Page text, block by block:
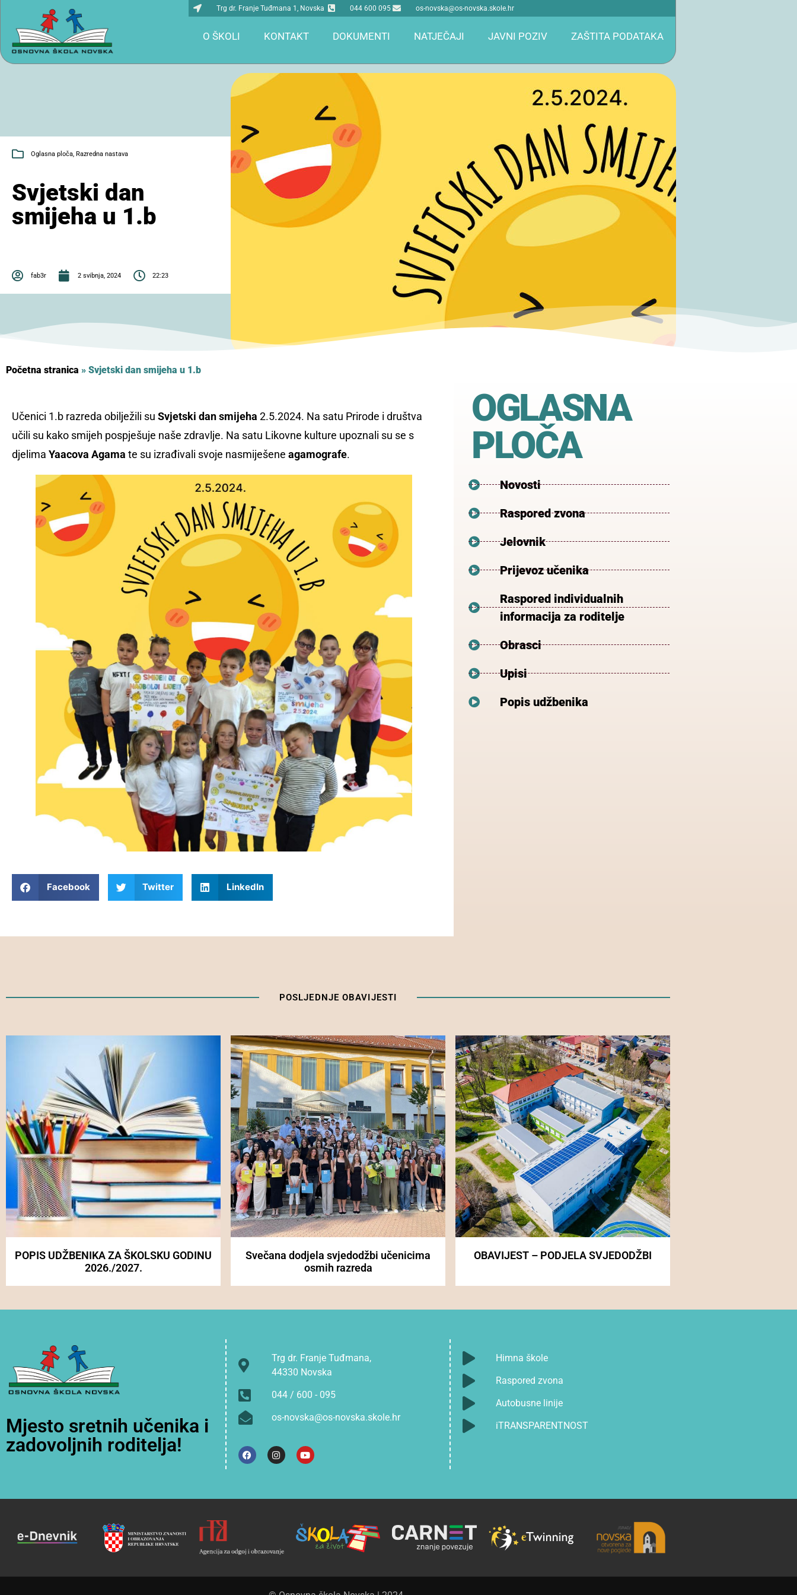
Trg dr. Franje Tuđmana 1, Novska 044 600 095 os-novska@os-novska.skole.hr
O ŠKOLI KONTAKT DOKUMENTI NATJEČAJI JAVNI POZIV ZAŠTITA PODATAKA
Oglasna ploča, Razredna nastava
Svjetski dan
smijeha u 1.b
fab3r 2 svibnja, 2024 22:23
Početna stranica » Svjetski dan smijeha u 1.b
Učenici 1.b razreda obilježili su Svjetski dan smijeha 2.5.2024. Na satu Prirode i društva
učili su kako smijeh pospješuje naše zdravlje. Na satu Likovne kulture upoznali su se s
djelima Yaacova Agama te su izrađivali svoje nasmiješene agamografe.
Facebook Twitter LinkedIn
OGLASNA
PLOČA
Novosti
Raspored zvona
Jelovnik
Prijevoz učenika
Raspored individualnih
informacija za roditelje
Obrasci
Upisi
Popis udžbenika
POSLJEDNJE OBAVIJESTI
POPIS UDŽBENIKA ZA ŠKOLSKU GODINU
2026./2027.
Svečana dodjela svjedodžbi učenicima
osmih razreda
OBAVIJEST – PODJELA SVJEDODŽBI
Mjesto sretnih učenika i
zadovoljnih roditelja!
Trg dr. Franje Tuđmana,
44330 Novska
044 / 600 - 095
os-novska@os-novska.skole.hr
Himna škole
Raspored zvona
Autobusne linije
iTRANSPARENTNOST